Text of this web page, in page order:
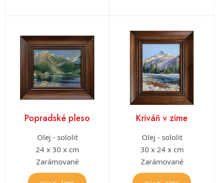
Popradské pleso
Olej - sololit
24 x 30 x cm
Zarámované
Kriváň v zime
Olej - sololit
30 x 24 x cm
Zarámované